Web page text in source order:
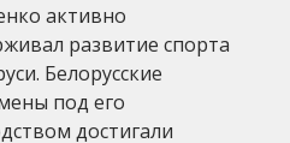
активно
развитие спорта
Белорусские
под его
достигали